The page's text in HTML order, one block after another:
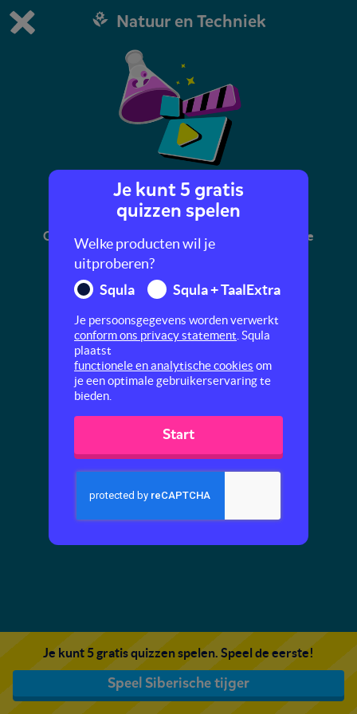
Dit is de gratis demo van Squla.
Bestel nu
0 1
Natuur en Techniek
Siberische tijger
Gevaarlijke dieren en grote dieren: in dit filmpje
maak je kennis met de Siberische tijger.
Je kunt 5 gratis quizzen spelen. Speel de eerste!
Speel Siberische tijger
Je kunt 5 gratis
quizzen spelen
Welke producten wil je
uitproberen?
Squla
Squla + TaalExtra
Je persoonsgegevens worden verwerkt
conform ons privacy statement . Squla
plaatst
functionele en analytische cookies om
je een optimale gebruikerservaring te
bieden.
Start